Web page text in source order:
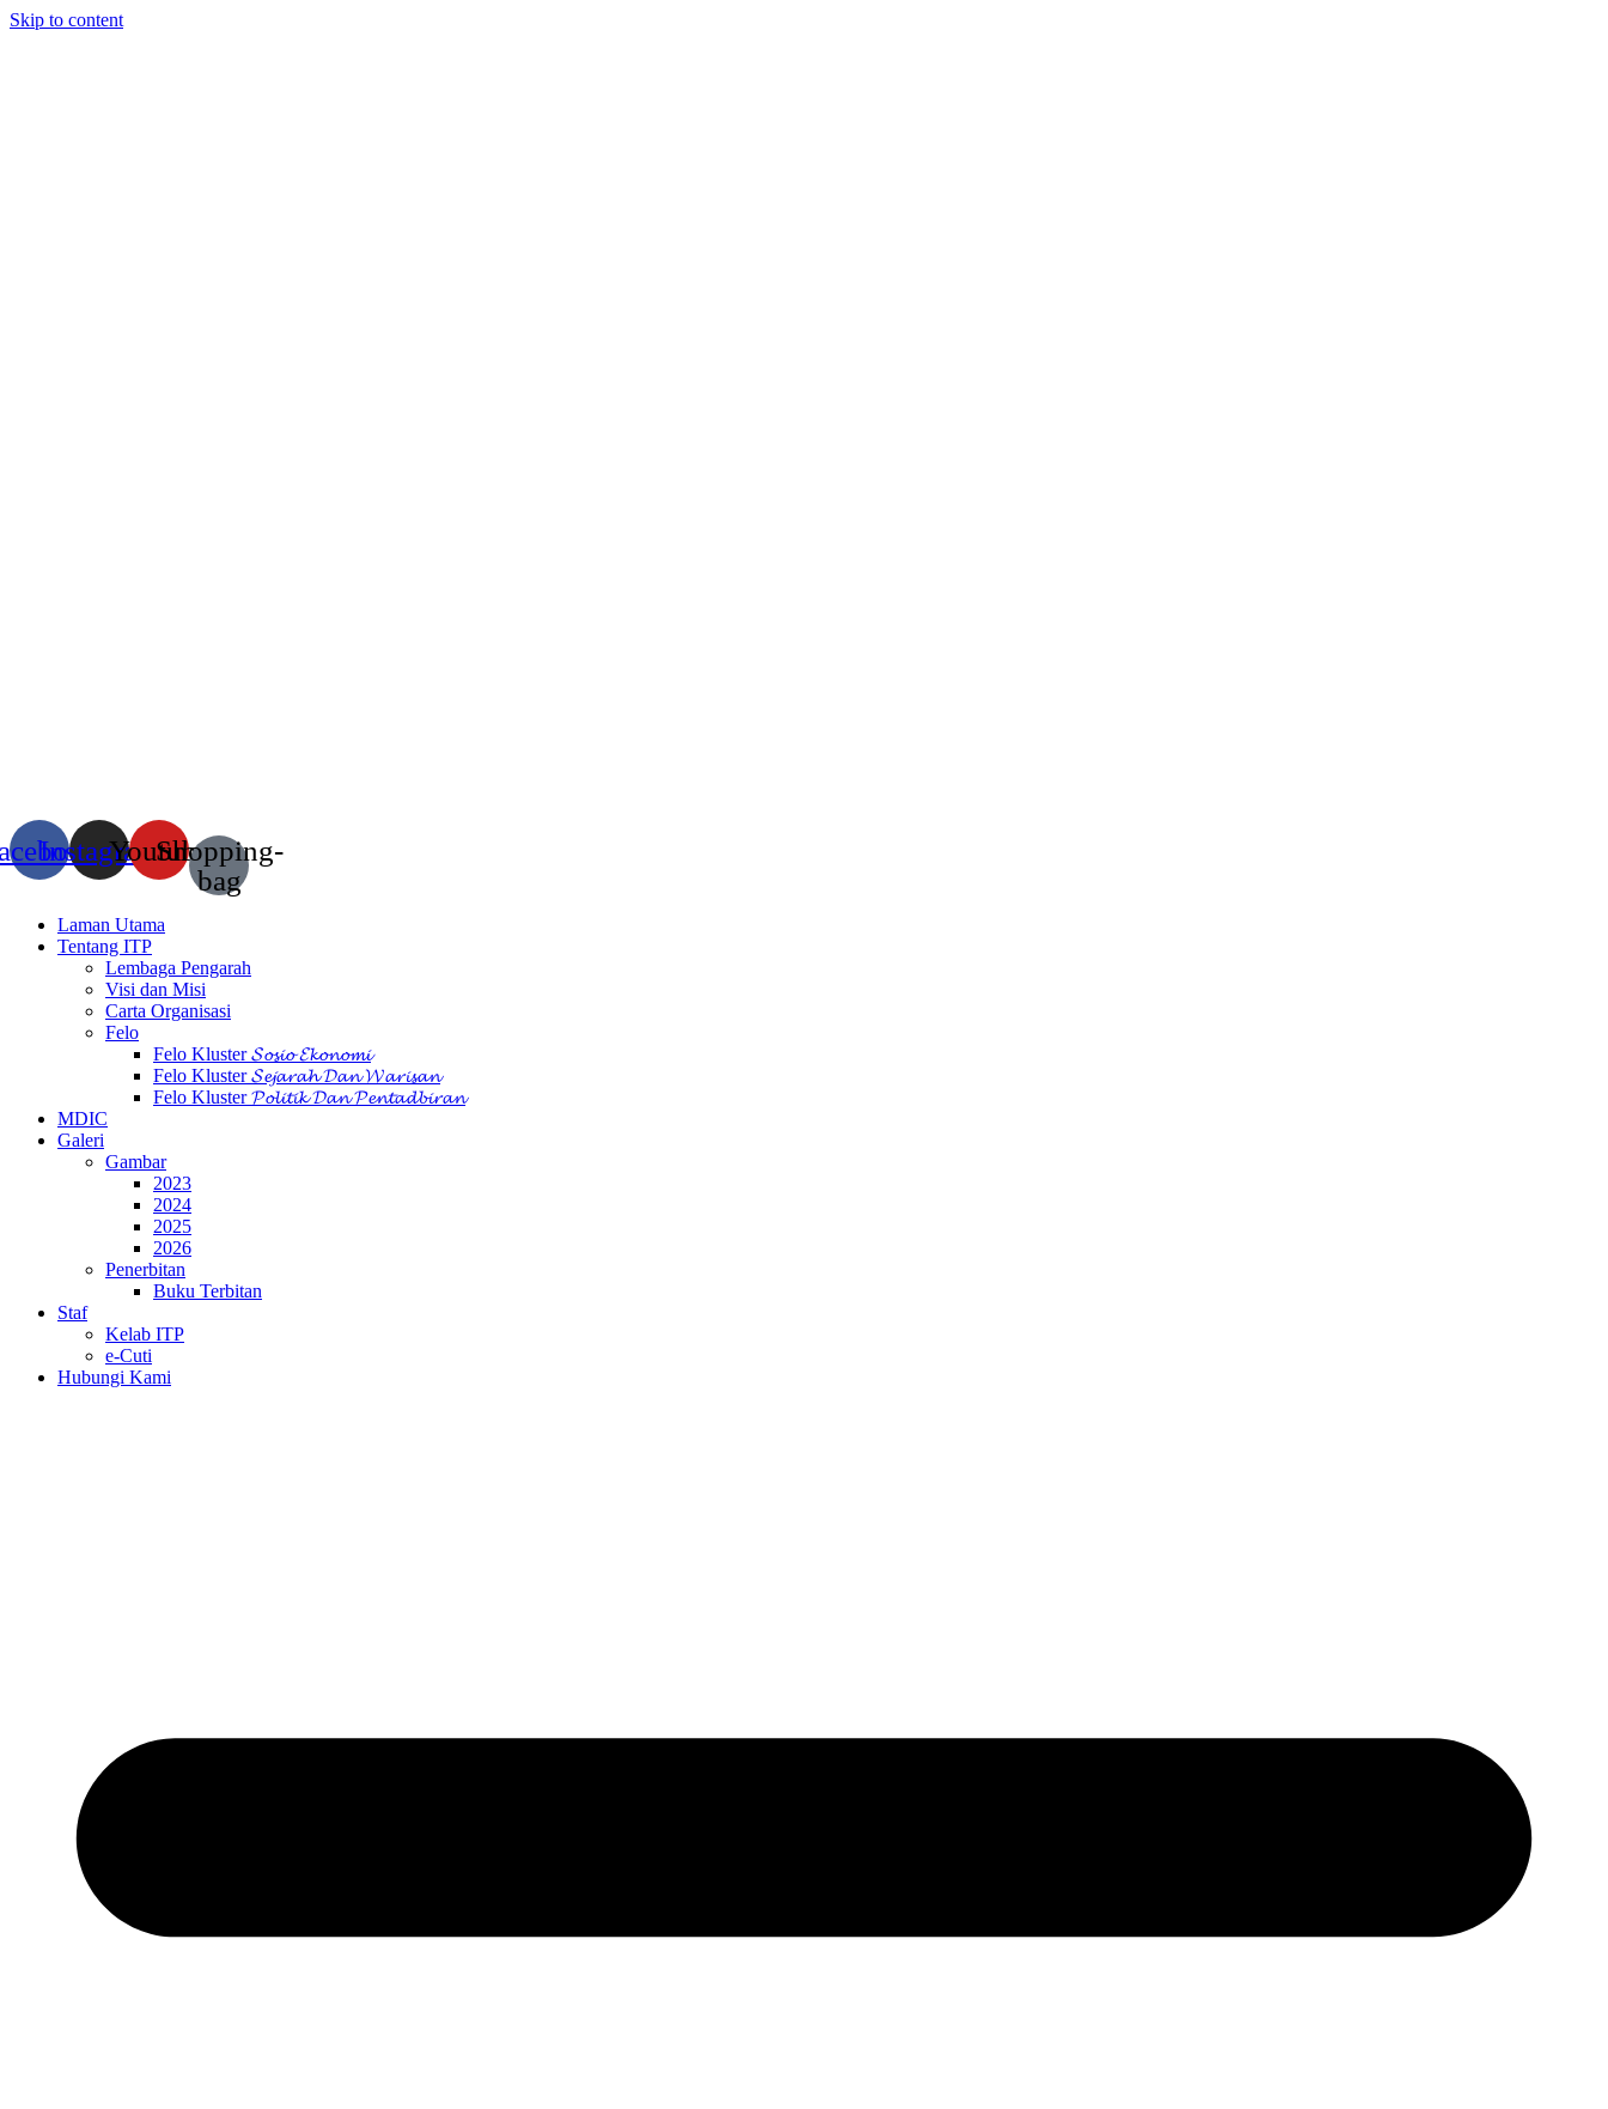
Skip to content
InstagramYoutube
Shopping-
bag
Laman Utama
Tentang ITP
Lembaga Pengarah
Visi dan Misi
Carta Organisasi
Felo
Felo Kluster 𝓢𝓸𝓼𝓲𝓸 𝓔𝓴𝓸𝓷𝓸𝓶𝓲
Felo Kluster 𝓢𝓮𝓳𝓪𝓻𝓪𝓱 𝓓𝓪𝓷 𝓦𝓪𝓻𝓲𝓼𝓪𝓷
Felo Kluster 𝓟𝓸𝓵𝓲𝓽𝓲𝓴 𝓓𝓪𝓷 𝓟𝓮𝓷𝓽𝓪𝓭𝓫𝓲𝓻𝓪𝓷
MDIC
Galeri
Gambar
2023
2024
2025
2026
Penerbitan
Buku Terbitan
Staf
Kelab ITP
e-Cuti
Hubungi Kami